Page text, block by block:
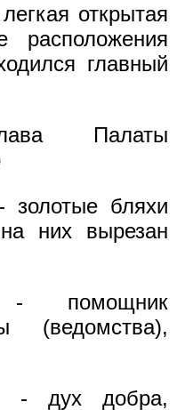
открытая
расположения
главный
Палаты
золотые бляхи
них вырезан
помощник
(ведомства),
- дух добра,